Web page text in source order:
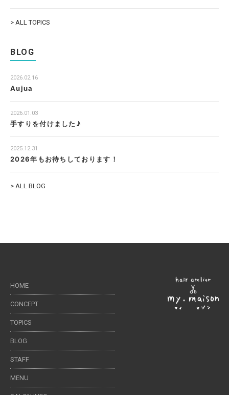
> ALL TOPICS
BLOG
2026.02.16
Aujua
2026.01.03
手すりを付けました♪
2025.12.31
2026年もお待ちしております！
> ALL BLOG
HOME
CONCEPT
TOPICS
BLOG
STAFF
MENU